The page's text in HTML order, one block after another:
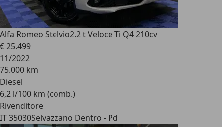
Alfa Romeo Stelvio2.2 t Veloce Ti Q4 210cv
€ 25.499
11/2022
75.000 km
Diesel
6,2 l/100 km (comb.)
Rivenditore
IT 35030Selvazzano Dentro - Pd